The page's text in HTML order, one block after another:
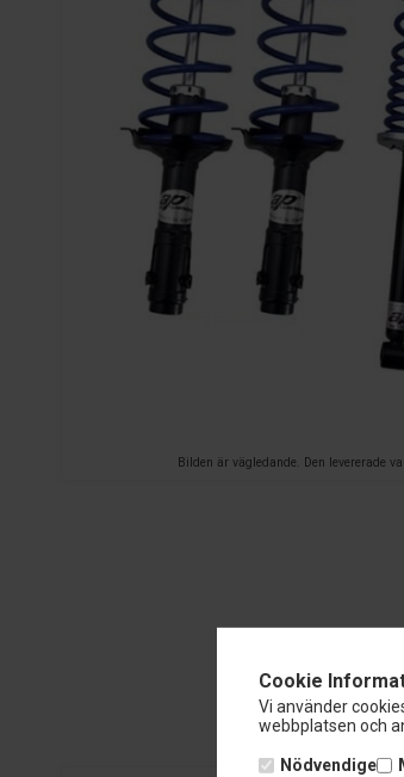
Cookie
Vi använder
webbplatsen och
Nödvendige
Bilden är vägledande. Den levererade